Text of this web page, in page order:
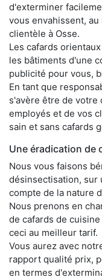
d'exterminer
vous envahissent,
clientèle à Osse.
Les cafards
les bâtiments d'une
publicité pour vous,
En tant que
s'avère être de
employés et de vos
sain et sans cafards
Une éradication de
Nous vous faisons
désinsectisation, sur
compte de la nature
Nous prenons en
de cafards de
ceci au meilleur tarif.
Vous aurez avec
rapport qualité prix,
en termes